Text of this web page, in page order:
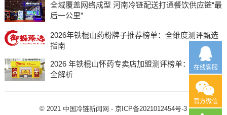
全域覆盖网络成型 河南冷链配送打通餐饮供应链“最
后一公里”
2026年铁棍山药粉牌子推荐榜单：全维度测评甄选
指南
2026 年铁棍山怀药专卖店加盟测评榜单：靠谱选择
全解析
© 2021 中国冷链新闻网 -京ICP备2021012454号-3
在线客服
官方微信